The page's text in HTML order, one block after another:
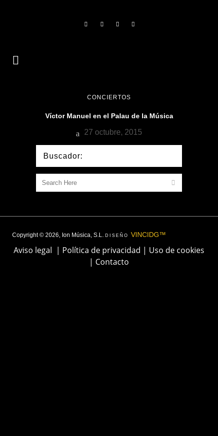
CONCIERTOS
Víctor Manuel en el Palau de la Música
27 octubre, 2015
Buscador:
Copyright © 2026, Ion Música, S.L. DISEÑO VINCIDG™
Aviso legal | Política de privacidad | Uso de cookies
| Contacto